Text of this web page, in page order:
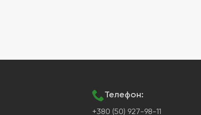
Телефон:
+380 (50) 927-98-11